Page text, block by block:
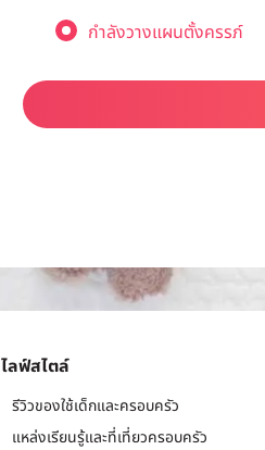
กำลังวางแผนตั้งครรภ์
ไลฟ์สไตล์
รีวิวของใช้เด็กและครอบครัว
แหล่งเรียนรู้และที่เที่ยวครอบครัว